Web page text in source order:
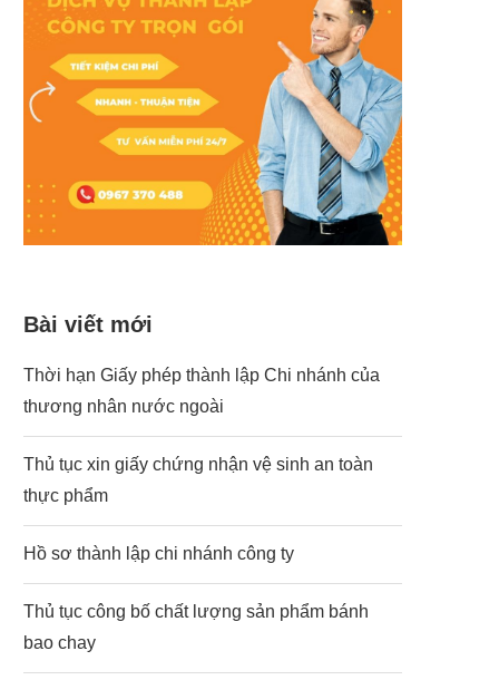
Bài viết mới
Thời hạn Giấy phép thành lập Chi nhánh của
thương nhân nước ngoài
Thủ tục xin giấy chứng nhận vệ sinh an toàn
thực phẩm
Hồ sơ thành lập chi nhánh công ty
Thủ tục công bố chất lượng sản phẩm bánh
bao chay